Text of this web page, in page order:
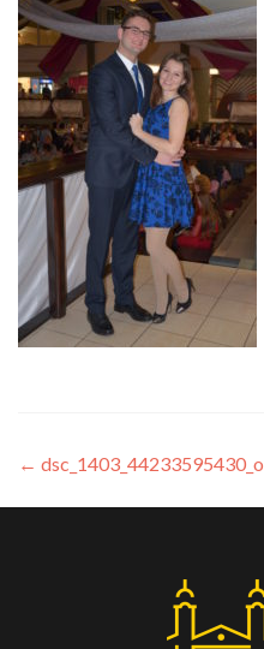
← dsc_1403_44233595430_o